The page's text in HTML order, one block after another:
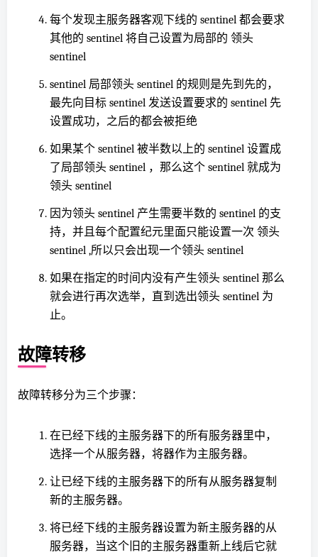
每个发现主服务器客观下线的 sentinel 都会要求
其他的 sentinel 将自己设置为局部的 领头
sentinel
sentinel 局部领头 sentinel 的规则是先到先的，
最先向目标 sentinel 发送设置要求的 sentinel 先
设置成功，之后的都会被拒绝
如果某个 sentinel 被半数以上的 sentinel 设置成
了局部领头 sentinel ，那么这个 sentinel 就成为
领头 sentinel
因为领头 sentinel 产生需要半数的 sentinel 的支
持，并且每个配置纪元里面只能设置一次 领头
sentinel ,所以只会出现一个领头 sentinel
如果在指定的时间内没有产生领头 sentinel 那么
就会进行再次选举，直到选出领头 sentinel 为
止。
故障转移
故障转移分为三个步骤：
在已经下线的主服务器下的所有服务器里中，
选择一个从服务器，将器作为主服务器。
让已经下线的主服务器下的所有从服务器复制
新的主服务器。
将已经下线的主服务器设置为新主服务器的从
服务器，当这个旧的主服务器重新上线后它就